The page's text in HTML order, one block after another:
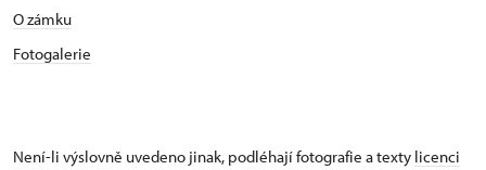
O zámku
Fotogalerie
Není-li výslovně uvedeno jinak, podléhají fotografie a texty licenci